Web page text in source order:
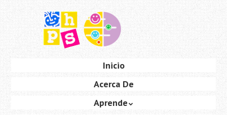
principal
Inicio
Acerca De
Aprende